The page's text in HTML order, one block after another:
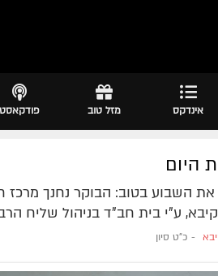
אינדקס מזל טוב פודקאסט
היום
השבוע בטוב: הבוקר נחנך מרכז
ע"י בית חב"ד בניהול שליח
- כ"ט סיון